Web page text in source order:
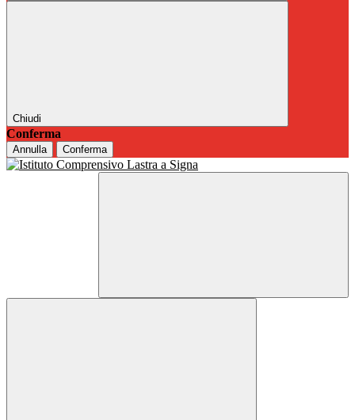
Chiudi
Conferma
Annulla Conferma